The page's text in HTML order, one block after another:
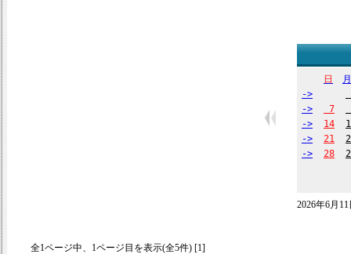
日
月
->
->
7
->
14
->
21
->
28
2026年6月
全1ページ中、1ページ目を表示(全5件) [1]